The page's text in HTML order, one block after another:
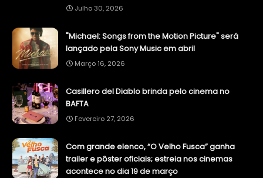
Julho 30, 2026
"Michael: Songs from the Motion Picture" será
lançado pela Sony Music em abril
Março 16, 2026
Casillero del Diablo brinda pelo cinema no
BAFTA
Fevereiro 27, 2026
Com grande elenco, “O Velho Fusca” ganha
trailer e pôster oficiais; estreia nos cinemas
acontece no dia 19 de março